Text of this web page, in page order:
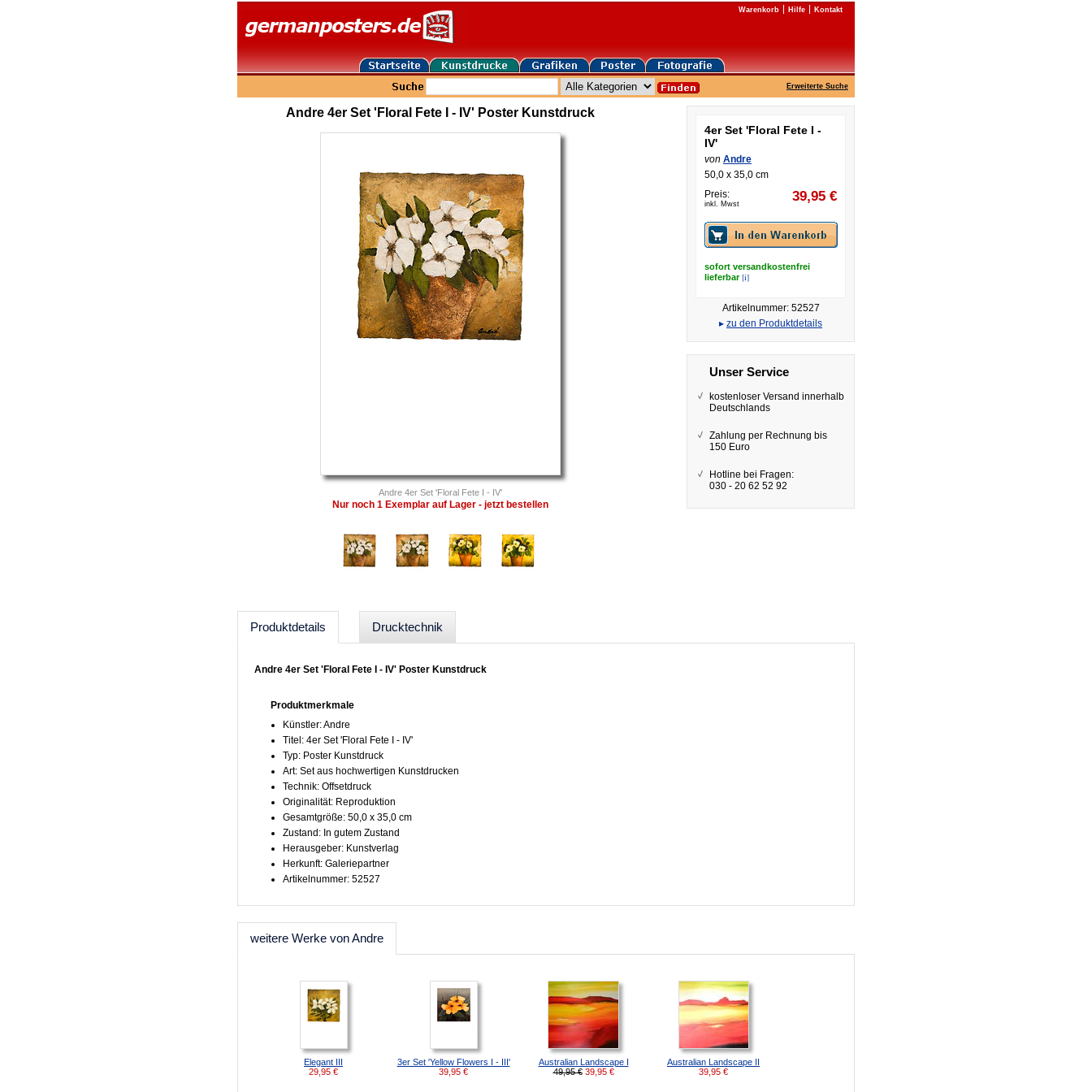
Warenkorb Hilfe Kontakt
Erweiterte Suche
Andre 4er Set 'Floral Fete I - IV' Poster Kunstdruck
Andre 4er Set 'Floral Fete I - IV'
Nur noch 1 Exemplar auf Lager - jetzt bestellen
4er Set 'Floral Fete I -
IV'
von Andre
50,0 x 35,0 cm
Preis:
inkl. Mwst 39,95 €
sofort versandkostenfrei
lieferbar[i]
Artikelnummer: 52527
▸ zu den Produktdetails
Unser Service
kostenloser Versand innerhalb
Deutschlands
Zahlung per Rechnung bis
150 Euro
Hotline bei Fragen:
030 - 20 62 52 92
Produktdetails Drucktechnik
Andre 4er Set 'Floral Fete I - IV' Poster Kunstdruck
Produktmerkmale
Künstler: Andre
Titel: 4er Set 'Floral Fete I - IV'
Typ: Poster Kunstdruck
Art: Set aus hochwertigen Kunstdrucken
Technik: Offsetdruck
Originalität: Reproduktion
Gesamtgröße: 50,0 x 35,0 cm
Zustand: In gutem Zustand
Herausgeber: Kunstverlag
Herkunft: Galeriepartner
Artikelnummer: 52527
weitere Werke von Andre
Elegant III
29,95 €
3er Set 'Yellow Flowers I - III'
39,95 €
Australian Landscape I
49,95 € 39,95 €
Australian Landscape II
39,95 €